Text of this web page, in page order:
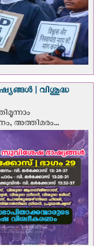
| വിശുദ്ധ
അത്തിമരം...